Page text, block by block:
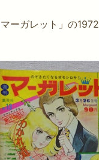
ーガレット」の